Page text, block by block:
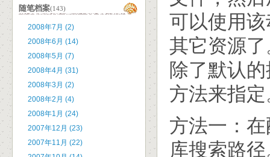
可以使用
其它资源
除了默认
方法来指
方法一：
库搜索路
随笔档案(143)
2008年7月 (2)
2008年6月 (14)
2008年5月 (7)
2008年4月 (31)
2008年3月 (2)
2008年2月 (4)
2008年1月 (24)
2007年12月 (23)
2007年11月 (22)